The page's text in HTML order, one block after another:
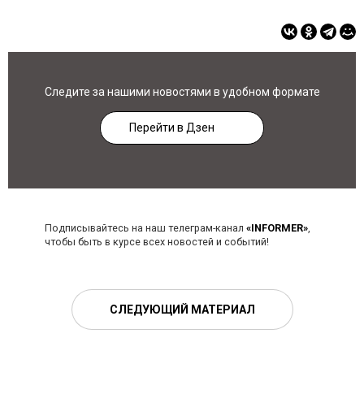
Следите за нашими новостями в удобном формате
Перейти в Дзен
Подписывайтесь на наш телеграм-канал «INFORMER»,
чтобы быть в курсе всех новостей и событий!
СЛЕДУЮЩИЙ МАТЕРИАЛ